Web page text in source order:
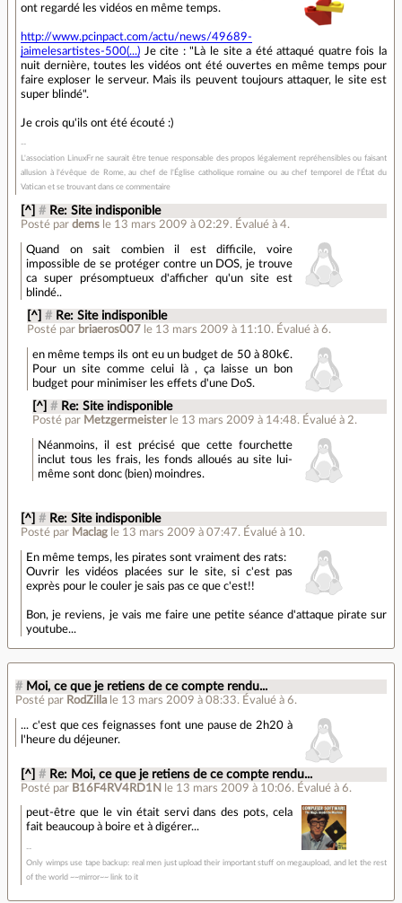
ont regardé les vidéos en même temps.
http://www.pcinpact.com/actu/news/49689-
jaimelesartistes-500(...) Je cite : "Là le site a été attaqué quatre fois la
nuit dernière, toutes les vidéos ont été ouvertes en même temps pour
faire exploser le serveur. Mais ils peuvent toujours attaquer, le site est
super blindé".
Je crois qu'ils ont été écouté :)
L'association LinuxFr ne saurait être tenue responsable des propos légalement repréhensibles ou faisant
allusion à l'évêque de Rome, au chef de l'Église catholique romaine ou au chef temporel de l'État du
Vatican et se trouvant dans ce commentaire
[^] # Re: Site indisponible
Posté pardems le 13 mars 2009 à 02:29. Évalué à4.
Quand on sait combien il est difficile, voire
impossible de se protéger contre un DOS, je trouve
ca super présomptueux d'afficher qu'un site est
blindé..
[^] # Re: Site indisponible
Posté par briaeros007 le 13 mars 2009 à 11:10. Évalué à 6.
en même temps ils ont eu un budget de 50 à 80k€.
Pour un site comme celui là , ça laisse un bon
budget pour minimiser les effets d'une DoS.
[^] # Re: Site indisponible
Posté par Metzgermeister le 13 mars 2009 à 14:48. Évalué à 2.
Néanmoins, il est précisé que cette fourchette
inclut tous les frais, les fonds alloués au site lui-
même sont donc (bien) moindres.
[^] # Re: Site indisponible
Posté par Maclag le 13 mars 2009 à 07:47. Évalué à 10.
En même temps, les pirates sont vraiment des rats:
Ouvrir les vidéos placées sur le site, si c'est pas
exprès pour le couler je sais pas ce que c'est!!
Bon, je reviens, je vais me faire une petite séance d'attaque pirate sur
youtube...
# Moi, ce que je retiens de ce compte rendu...
Posté par RodZilla le 13 mars 2009 à 08:33. Évalué à 6.
... c'est que ces feignasses font une pause de 2h20 à
l'heure du déjeuner.
[^] # Re: Moi, ce que je retiens de ce compte rendu...
Posté par B16F4RV4RD1N le 13 mars 2009 à 10:06. Évalué à6.
peut-être que le vin était servi dans des pots, cela
fait beaucoup à boire et à digérer...
Only wimps use tape backup: real men just upload their important stuff on megaupload, and let the rest
of the world ~~mirror~~ link to it